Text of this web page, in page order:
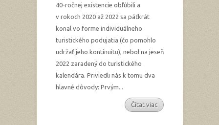
40-ročnej existencie obľúbili a
v rokoch 2020 až 2022 sa päťkrát
konal vo forme individuálneho
turistického podujatia (čo pomohlo
udržať jeho kontinuitu), nebol na jeseň
2022 zaradený do turistického
kalendára. Priviedli nás k tomu dva
hlavné dôvody: Prvým...
Čítať viac